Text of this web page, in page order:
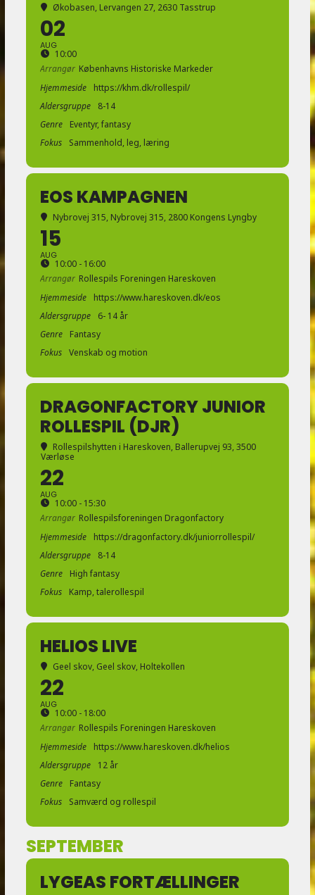
Økobasen, Lervangen 27, 2630 Tasstrup
02
AUG
10:00
Arrangør Københavns Historiske Markeder
Hjemmeside
https://khm.dk/rollespil/
Aldersgruppe
8-14
Genre
Eventyr, fantasy
Fokus
Sammenhold, leg, læring
EOS KAMPAGNEN
Nybrovej 315, Nybrovej 315, 2800 Kongens Lyngby
15
AUG
10:00 - 16:00
Arrangør Rollespils Foreningen Hareskoven
Hjemmeside
https://www.hareskoven.dk/eos
Aldersgruppe
6- 14 år
Genre
Fantasy
Fokus
Venskab og motion
DRAGONFACTORY JUNIOR
ROLLESPIL (DJR)
Rollespilshytten i Hareskoven, Ballerupvej 93, 3500
Værløse
22
AUG
10:00 - 15:30
Arrangør Rollespilsforeningen Dragonfactory
Hjemmeside
https://dragonfactory.dk/juniorrollespil/
Aldersgruppe
8-14
Genre
High fantasy
Fokus
Kamp, talerollespil
HELIOS LIVE
Geel skov, Geel skov, Holtekollen
22
AUG
10:00 - 18:00
Arrangør Rollespils Foreningen Hareskoven
Hjemmeside
https://www.hareskoven.dk/helios
Aldersgruppe
12 år
Genre
Fantasy
Fokus
Samværd og rollespil
SEPTEMBER
LYGEAS FORTÆLLINGER